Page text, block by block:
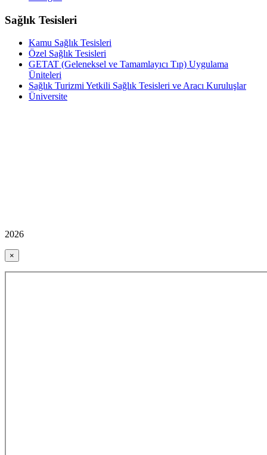
Sağlık Tesisleri
Kamu Sağlık Tesisleri
Özel Sağlık Tesisleri
GETAT (Geleneksel ve Tamamlayıcı Tıp) Uygulama
Üniteleri
Sağlık Turizmi Yetkili Sağlık Tesisleri ve Aracı Kuruluşlar
Üniversite
2026
×